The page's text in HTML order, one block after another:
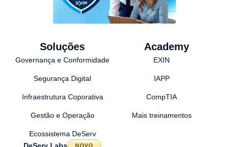
Soluções
Governança e Conformidade
Segurança Digital
Infraestrutura Coporativa
Gestão e Operação
Ecossistema DeServ
NOVO
Academy
EXIN
IAPP
CompTIA
Mais treinamentos